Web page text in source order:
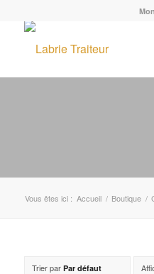
Vous êtes ici : Accueil / Boutique /
Trier par Par défaut